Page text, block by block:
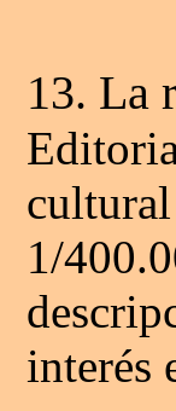
13. La
1/
interés